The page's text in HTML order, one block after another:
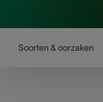
Soorten & oorzaken